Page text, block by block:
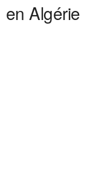
en Algérie